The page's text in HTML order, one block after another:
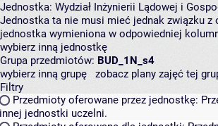
Jednostka: Wydział Inżynierii Lądowej i
Jednostka ta nie musi mieć jednak związku
jednostka wymieniona w odpowiedniej
wybierz inną jednostkę
Grupa przedmiotów: BUD_1N_s4
wybierz inną grupę
zobacz plany zajęć tej
Filtry
Przedmioty oferowane przez jednostkę:
innej jednostki uczelni.